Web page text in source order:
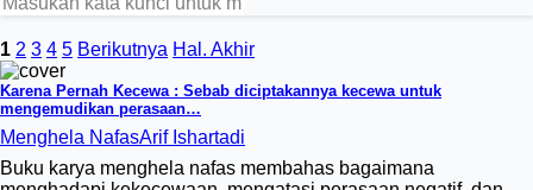
1 2 3 4 5 Berikutnya Hal. Akhir
Karena Pernah Kecewa : Sebab diciptakannya kecewa untuk
mengemudikan perasaan…
Menghela NafasArif Ishartadi
Buku karya menghela nafas membahas bagaimana